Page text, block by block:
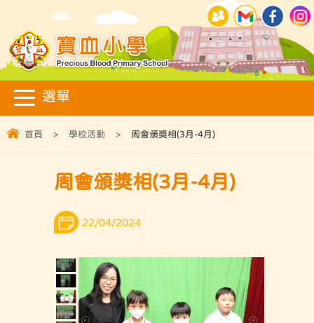
首頁 > 學校活動 > 周會頒獎相(3月-4月)
周會頒獎相(3月-4月)
22/04/2024